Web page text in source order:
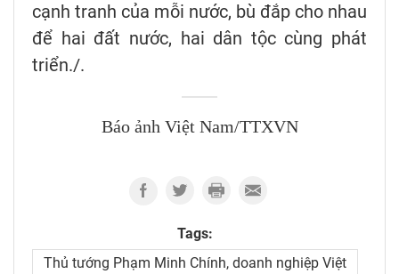
cạnh tranh của mỗi nước, bù đắp cho nhau
để hai đất nước, hai dân tộc cùng phát
triển./.
Báo ảnh Việt Nam/TTXVN
Tags:
Thủ tướng Phạm Minh Chính, doanh nghiệp Việt